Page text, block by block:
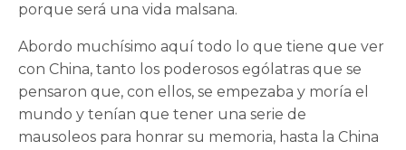
porque será una vida malsana.
Abordo muchísimo aquí todo lo que tiene que ver
con China, tanto los poderosos ególatras que se
pensaron que, con ellos, se empezaba y moría el
mundo y tenían que tener una serie de
mausoleos para honrar su memoria, hasta la China